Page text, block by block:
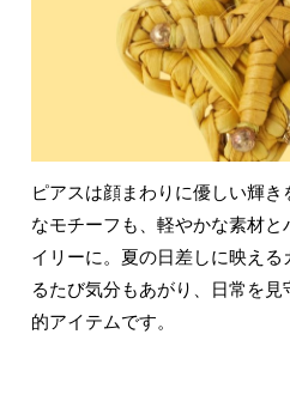
ピアスは顔まわりに優しい輝
なモチーフも、軽やかな素材
イリーに。夏の日差しに映え
るたび気分もあがり、日常を見
的アイテムです。